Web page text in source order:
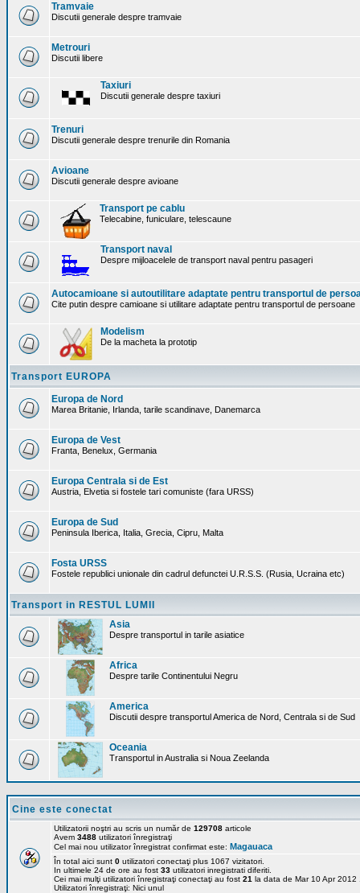
Tramvaie
Discutii generale despre tramvaie
Metrouri
Discutii libere
Taxiuri
Discutii generale despre taxiuri
Trenuri
Discutii generale despre trenurile din Romania
Avioane
Discutii generale despre avioane
Transport pe cablu
Telecabine, funiculare, telescaune
Transport naval
Despre mijloacelele de transport naval pentru pasageri
Autocamioane si autoutilitare adaptate pentru transportul de
Cite putin despre camioane si utilitare adaptate pentru transportul de persoane
Modelism
De la macheta la prototip
Transport EUROPA
Europa de Nord
Marea Britanie, Irlanda, tarile scandinave, Danemarca
Europa de Vest
Franta, Benelux, Germania
Europa Centrala si de Est
Austria, Elvetia si fostele tari comuniste (fara URSS)
Europa de Sud
Peninsula Iberica, Italia, Grecia, Cipru, Malta
Fosta URSS
Fostele republici unionale din cadrul defunctei U.R.S.S. (Rusia, Ucraina etc)
Transport in RESTUL LUMII
Asia
Despre transportul in tarile asiatice
Africa
Despre tarile Continentului Negru
America
Discutii despre transportul America de Nord, Centrala si de Sud
Oceania
Transportul in Australia si Noua Zeelanda
Cine este conectat
Utilizatorii noştri au scris un număr de 129708 articole
Avem 3488 utilizatori înregistraţi
Cel mai nou utilizator înregistrat confirmat este: Magauaca
În total aici sunt 0 utilizatori conectaţi plus 1067 vizitatori.
In ultimele 24 de ore au fost 33 utilizatori inregistrati diferiti.
Cei mai mulţi utilizatori înregistraţi conectaţi au fost 21 la data de Mar 10 Apr 2012
Utilizatori înregistraţi: Nici unul